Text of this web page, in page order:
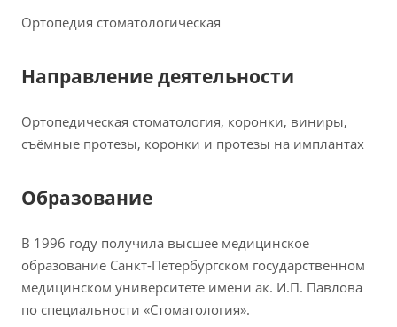
Ортопедия стоматологическая
Направление деятельности
Ортопедическая стоматология, коронки, виниры,
съёмные протезы, коронки и протезы на имплантах
Образование
В 1996 году получила высшее медицинское
образование Санкт-Петербургском государственном
медицинском университете имени ак. И.П. Павлова
по специальности «Стоматология».